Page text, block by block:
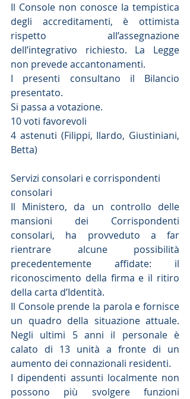
Il Console non conosce la tempistica
degli accreditamenti, è ottimista
rispetto all’assegnazione
dell’integrativo richiesto. La Legge
non prevede accantonamenti.
I presenti consultano il Bilancio
presentato.
Si passa a votazione.
10 voti favorevoli
4 astenuti (Filippi, Ilardo, Giustiniani,
Betta)
Servizi consolari e corrispondenti
consolari
Il Ministero, da un controllo delle
mansioni dei Corrispondenti
consolari, ha provveduto a far
rientrare alcune possibilità
precedentemente affidate: il
riconoscimento della firma e il ritiro
della carta d’Identità.
Il Console prende la parola e fornisce
un quadro della situazione attuale.
Negli ultimi 5 anni il personale è
calato di 13 unità a fronte di un
aumento dei connazionali residenti.
I dipendenti assunti localmente non
possono più svolgere funzioni